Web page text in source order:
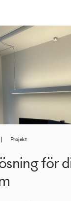
| Projekt
för